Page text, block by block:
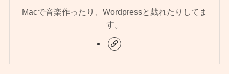
Macで音楽作ったり、Wordpressと戯れたりしてま
す。